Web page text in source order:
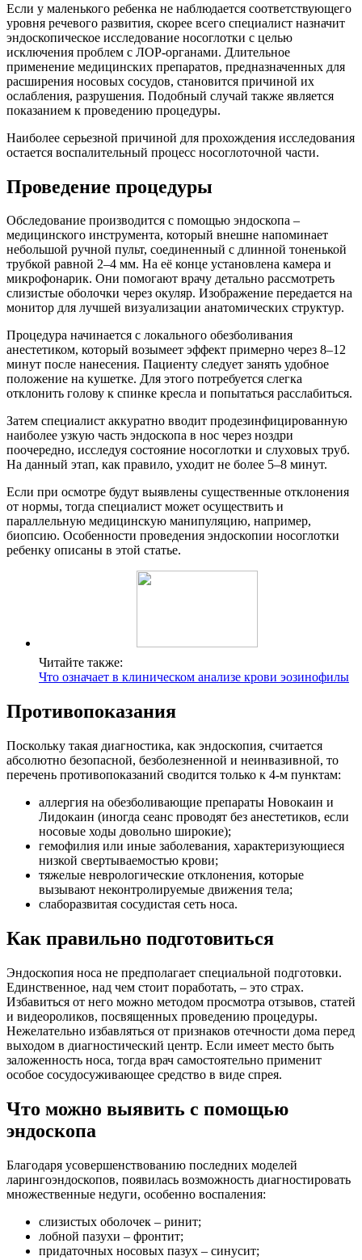
Если у маленького ребенка не наблюдается соответствующего
уровня речевого развития, скорее всего специалист назначит
эндоскопическое исследование носоглотки с целью
исключения проблем с ЛОР-органами. Длительное
применение медицинских препаратов, предназначенных для
расширения носовых сосудов, становится причиной их
ослабления, разрушения. Подобный случай также является
показанием к проведению процедуры.
Наиболее серьезной причиной для прохождения исследования
остается воспалительный процесс носоглоточной части.
Проведение процедуры
Обследование производится с помощью эндоскопа –
медицинского инструмента, который внешне напоминает
небольшой ручной пульт, соединенный с длинной тоненькой
трубкой равной 2–4 мм. На её конце установлена камера и
микрофонарик. Они помогают врачу детально рассмотреть
слизистые оболочки через окуляр. Изображение передается на
монитор для лучшей визуализации анатомических структур.
Процедура начинается с локального обезболивания
анестетиком, который возымеет эффект примерно через 8–12
минут после нанесения. Пациенту следует занять удобное
положение на кушетке. Для этого потребуется слегка
отклонить голову к спинке кресла и попытаться расслабиться.
Затем специалист аккуратно вводит продезинфицированную
наиболее узкую часть эндоскопа в нос через ноздри
поочередно, исследуя состояние носоглотки и слуховых труб.
На данный этап, как правило, уходит не более 5–8 минут.
Если при осмотре будут выявлены существенные отклонения
от нормы, тогда специалист может осуществить и
параллельную медицинскую манипуляцию, например,
биопсию. Особенности проведения эндоскопии носоглотки
ребенку описаны в этой статье.
Читайте также:
Что означает в клиническом анализе крови эозинофилы
Противопоказания
Поскольку такая диагностика, как эндоскопия, считается
абсолютно безопасной, безболезненной и неинвазивной, то
перечень противопоказаний сводится только к 4-м пунктам:
аллергия на обезболивающие препараты Новокаин и
Лидокаин (иногда сеанс проводят без анестетиков, если
носовые ходы довольно широкие);
гемофилия или иные заболевания, характеризующиеся
низкой свертываемостью крови;
тяжелые неврологические отклонения, которые
вызывают неконтролируемые движения тела;
слаборазвитая сосудистая сеть носа.
Как правильно подготовиться
Эндоскопия носа не предполагает специальной подготовки.
Единственное, над чем стоит поработать, – это страх.
Избавиться от него можно методом просмотра отзывов, статей
и видеороликов, посвященных проведению процедуры.
Нежелательно избавляться от признаков отечности дома перед
выходом в диагностический центр. Если имеет место быть
заложенность носа, тогда врач самостоятельно применит
особое сосудосуживающее средство в виде спрея.
Что можно выявить с помощью
эндоскопа
Благодаря усовершенствованию последних моделей
ларингоэндоскопов, появилась возможность диагностировать
множественные недуги, особенно воспаления:
слизистых оболочек – ринит;
лобной пазухи – фронтит;
придаточных носовых пазух – синусит;